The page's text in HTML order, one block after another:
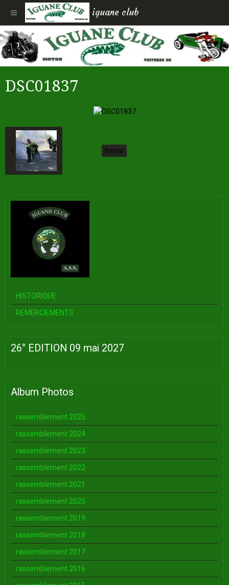
iguane club
DSC01837
Retour
HISTORIQUE
REMERCIEMENTS
26° EDITION 09 mai 2027
Album Photos
rassemblement 2025
rassemblement 2024
rassemblement 2023
rassemblement 2022
rassemblement 2021
rassemblement 2020
rassemblement 2019
rassemblement 2018
rassemblement 2017
rassemblement 2016